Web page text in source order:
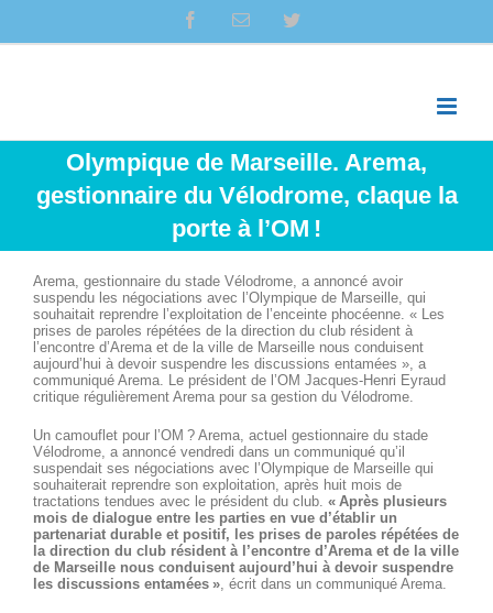
content
facebookEmail twitter
Olympique de Marseille. Arema,
gestionnaire du Vélodrome, claque la
porte à l’OM !
Arema, gestionnaire du stade Vélodrome, a annoncé avoir
suspendu les négociations avec l’Olympique de Marseille, qui
souhaitait reprendre l’exploitation de l’enceinte phocéenne. « Les
prises de paroles répétées de la direction du club résident à
l’encontre d’Arema et de la ville de Marseille nous conduisent
aujourd’hui à devoir suspendre les discussions entamées », a
communiqué Arema. Le président de l’OM Jacques-Henri Eyraud
critique régulièrement Arema pour sa gestion du Vélodrome.
Un camouflet pour l’OM ? Arema, actuel gestionnaire du stade
Vélodrome, a annoncé vendredi dans un communiqué qu’il
suspendait ses négociations avec l’Olympique de Marseille qui
souhaiterait reprendre son exploitation, après huit mois de
tractations tendues avec le président du club. « Après plusieurs
mois de dialogue entre les parties en vue d’établir un
partenariat durable et positif, les prises de paroles répétées de
la direction du club résident à l’encontre d’Arema et de la ville
de Marseille nous conduisent aujourd’hui à devoir suspendre
les discussions entamées », écrit dans un communiqué Arema.